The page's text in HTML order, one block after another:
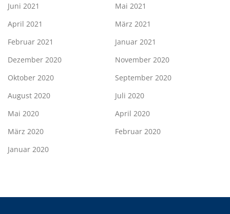
Juni 2021
Mai 2021
April 2021
März 2021
Februar 2021
Januar 2021
Dezember 2020
November 2020
Oktober 2020
September 2020
August 2020
Juli 2020
Mai 2020
April 2020
März 2020
Februar 2020
Januar 2020